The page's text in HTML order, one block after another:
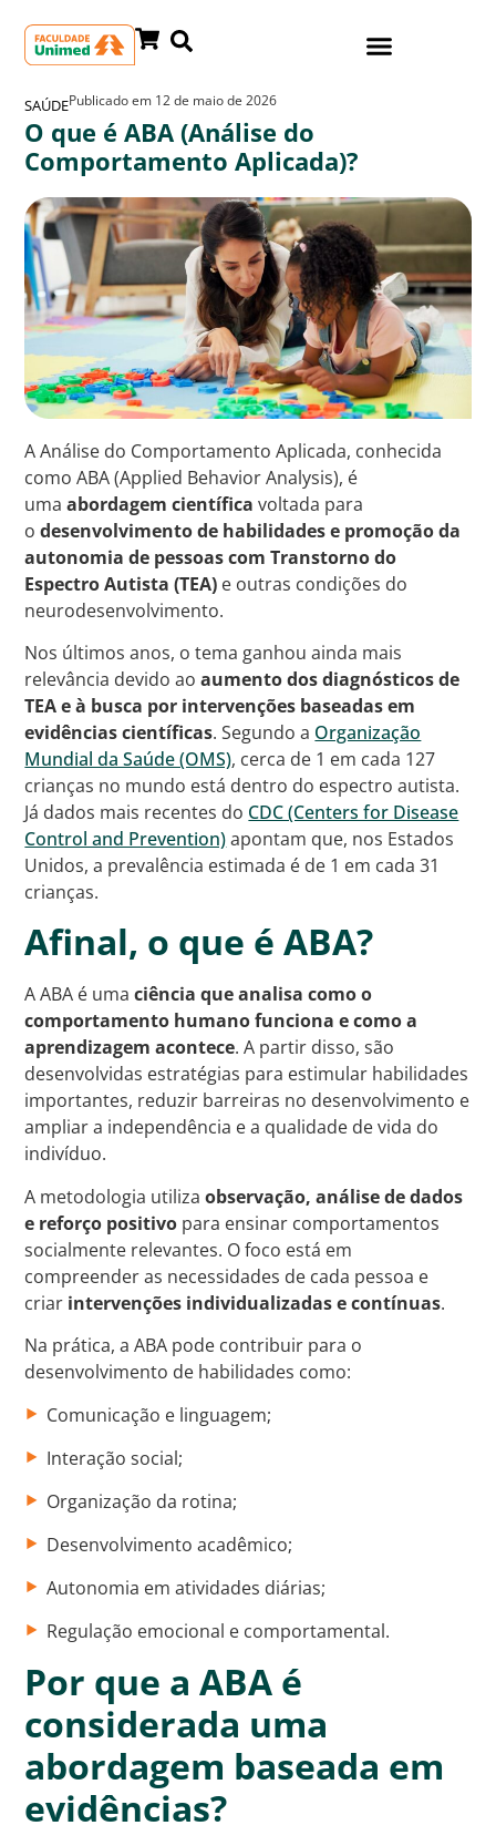
SAÚDEPublicado em 12 de maio de 2026
O que é ABA (Análise do
Comportamento Aplicada)?
A Análise do Comportamento Aplicada, conhecida
como ABA (Applied Behavior Analysis), é
umaabordagem científica voltada para
odesenvolvimento de habilidades e promoção da
autonomia de pessoas com Transtorno do
Espectro Autista (TEA) e outras condições do
neurodesenvolvimento.
Nos últimos anos, o tema ganhou ainda mais
relevância devido aoaumento dos diagnósticos de
TEA e à busca por intervenções baseadas em
evidências científicas. Segundo a Organização
Mundial da Saúde (OMS), cerca de 1 em cada 127
crianças no mundo está dentro do espectro autista.
Já dados mais recentes do CDC (Centers for Disease
Control and Prevention)apontam que, nos Estados
Unidos, a prevalência estimada é de 1 em cada 31
crianças.
Afinal, o que é ABA?
A ABA é umaciência que analisa como o
comportamento humano funciona e como a
aprendizagem acontece. A partir disso, são
desenvolvidas estratégias para estimular habilidades
importantes, reduzir barreiras no desenvolvimento e
ampliar a independência e a qualidade de vida do
indivíduo.
A metodologia utilizaobservação, análise de dados
e reforço positivo para ensinar comportamentos
socialmente relevantes. O foco está em
compreender as necessidades de cada pessoa e
criar intervenções individualizadas e contínuas.
Na prática, a ABA pode contribuir para o
desenvolvimento de habilidades como:
Comunicação e linguagem;
Interação social;
Organização da rotina;
Desenvolvimento acadêmico;
Autonomia em atividades diárias;
Regulação emocional e comportamental.
Por que a ABA é
considerada uma
abordagem baseada em
evidências?